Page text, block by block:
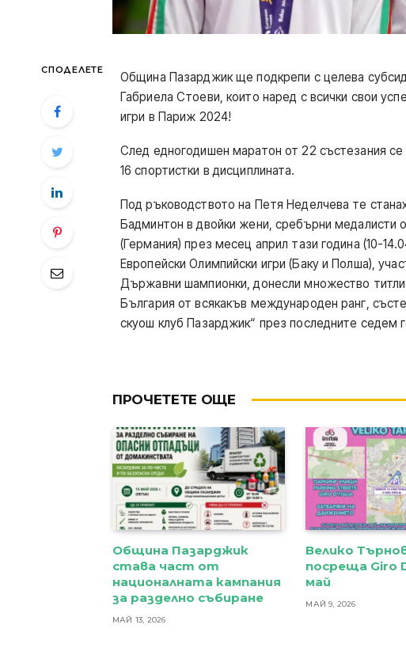
СПОДЕЛЕТЕ
Община Пазарджик ще подкрепи с целева
Габриела Стоеви, които наред с всички свои
игри в Париж 2024!
След едногодишен маратон от 22 състезания се
16 спортистки в дисциплината.
Под ръководството на Петя Неделчева те
Бадминтон в двойки жени, сребърни медалисти
(Германия) през месец април тази година (10-
Европейски Олимпийски игри (Баку и Полша),
Държавни шампионки, донесли множество
България от всякакъв международен ранг,
скуош клуб Пазарджик“ през последните седем
ПРОЧЕТЕТЕ ОЩЕ
Община Пазарджик
става част от
националната кампания
за разделно събиране
МАЙ 13, 2026
Велико
посреща Giro
май
МАЙ 9, 2026